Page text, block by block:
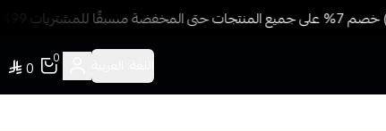
ريال + شحن وتوصيل مجاني
0
0